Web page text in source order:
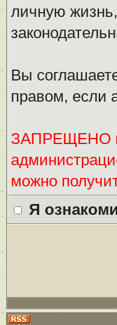
личную
Вы
правом, если
ЗАПРЕЩЕНО
можно
Я